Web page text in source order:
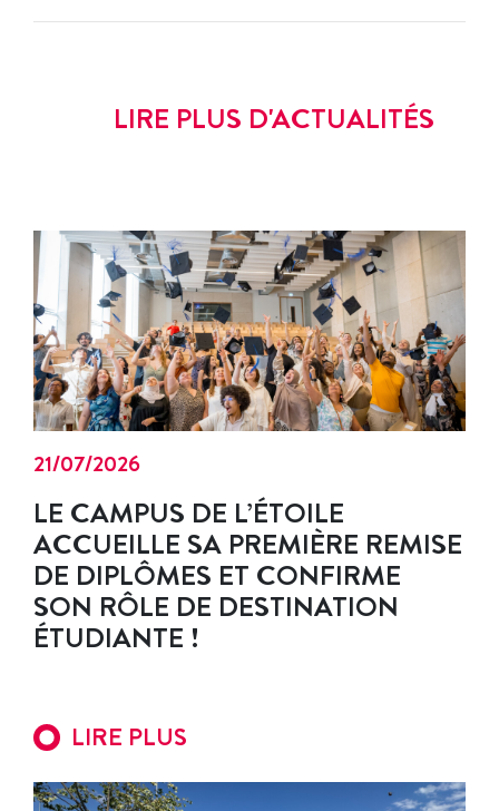
LIRE PLUS D'ACTUALITÉS
21/07/2026
LE CAMPUS DE L’ÉTOILE
ACCUEILLE SA PREMIÈRE REMISE
DE DIPLÔMES ET CONFIRME
SON RÔLE DE DESTINATION
ÉTUDIANTE !
LIRE PLUS